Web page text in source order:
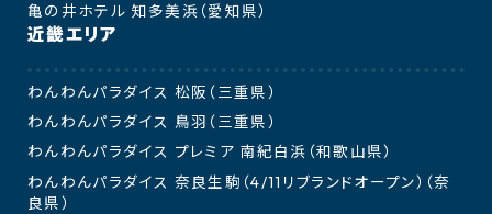
亀の井ホテル 知多美浜（愛知県）
近畿エリア
わんわんパラダイス 松阪（三重県）
わんわんパラダイス 鳥羽（三重県）
わんわんパラダイス プレミア 南紀白浜（和歌山県）
わんわんパラダイス 奈良生駒（4/11リブランドオープン）（奈
良県）